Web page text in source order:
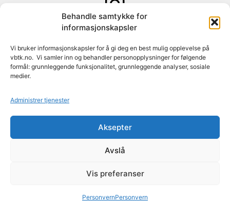
Behandle samtykke for
informasjonskapsler
Vi bruker informasjonskapsler for å gi deg en best mulig opplevelse på
vbtk.no. Vi samler inn og behandler personopplysninger for følgende
formål: grunnleggende funksjonalitet, grunnleggende analyser, sosiale
medier.
Administrer tjenester
Aksepter
Avslå
Vis preferanser
PersonvernPersonvern
Følg oss på Instagram
Adresse: Paal Bergs vei 125
1348 Rykkinn
Mail:post@vbtk.no
Medlemskap Kurs
Om VBTK